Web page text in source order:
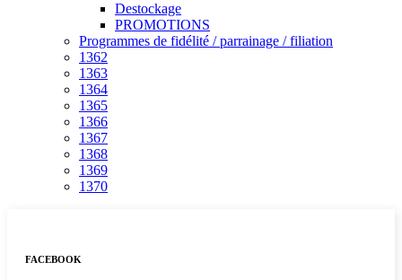
Destockage
PROMOTIONS
Programmes de fidélité / parrainage / filiation
1362
1363
1364
1365
1366
1367
1368
1369
1370
FACEBOOK